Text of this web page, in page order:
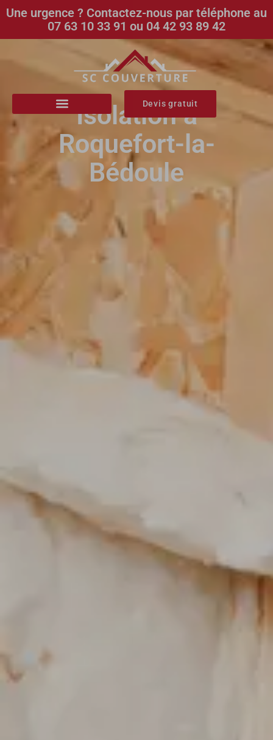
Une urgence ? Contactez-nous par téléphone au
07 63 10 33 91 ou 04 42 93 89 42
Devis gratuit
Isolation à
Roquefort-la-
Bédoule